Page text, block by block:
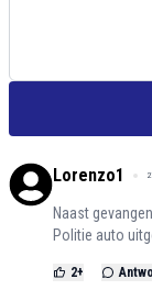
Lorenzo1
Naast
Politie auto
2+